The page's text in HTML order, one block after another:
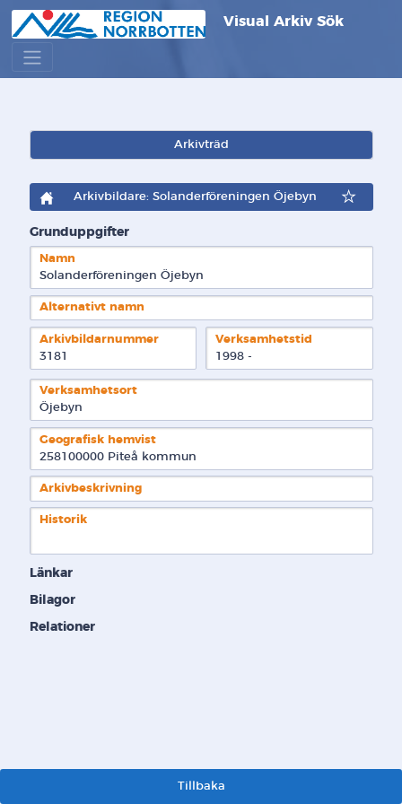
Visual Arkiv Sök
Arkivträd
Arkivbildare: Solanderföreningen Öjebyn
Grunduppgifter
Namn
Solanderföreningen Öjebyn
Alternativt namn
Arkivbildarnummer
3181
Verksamhetstid
Verksamhetsort
Öjebyn
Geografisk hemvist
Arkivbeskrivning
Historik
Länkar
Bilagor
Relationer
Tillbaka